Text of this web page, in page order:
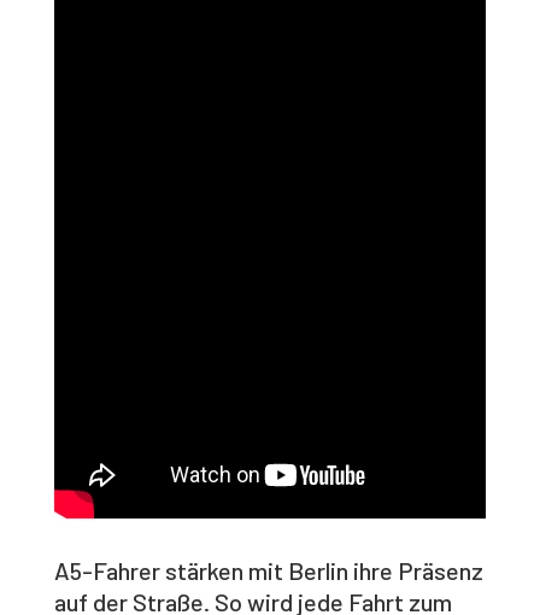
A5-Fahrer stärken mit Berlin ihre Präsenz
auf der Straße. So wird jede Fahrt zum